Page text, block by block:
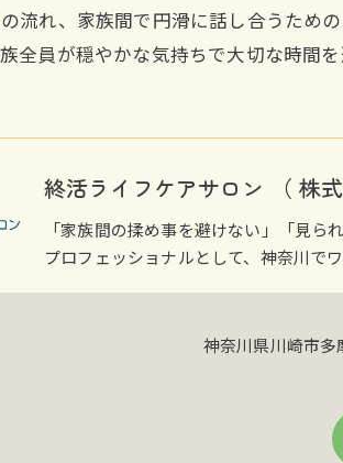
流れ、家族間で円滑に話し合うため
全員が穏やかな気持ちで大切な時間を
終活ライフケアサロン （ 株
「家族間の揉め事を避けない」「見
プロフェッショナルとして、神奈川で
神奈川県川崎市